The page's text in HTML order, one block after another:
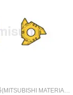
三菱综合材料(MITSUBISHI MATERIALS) [日本]